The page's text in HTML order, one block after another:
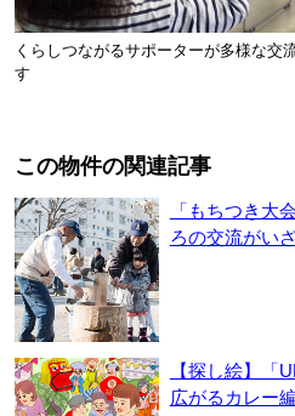
くらしつながるサポーターが多様な交
す
この物件の関連記事
「もちつき大
ろの交流がい
【探し絵】「
広がるカレー